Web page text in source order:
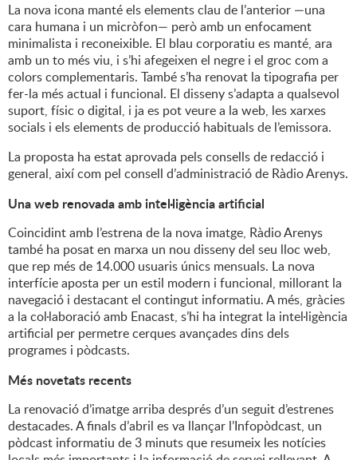
La nova icona manté els elements clau de l’anterior —una
cara humana i un micròfon— però amb un enfocament
minimalista i reconeixible. El blau corporatiu es manté, ara
amb un to més viu, i s’hi afegeixen el negre i el groc com a
colors complementaris. També s’ha renovat la tipografia per
fer-la més actual i funcional. El disseny s’adapta a qualsevol
suport, físic o digital, i ja es pot veure a la web, les xarxes
socials i els elements de producció habituals de l’emissora.
La proposta ha estat aprovada pels consells de redacció i
general, així com pel consell d’administració de Ràdio Arenys.
Una web renovada amb intel·ligència artificial
Coincidint amb l’estrena de la nova imatge, Ràdio Arenys
també ha posat en marxa un nou disseny del seu lloc web,
que rep més de 14.000 usuaris únics mensuals. La nova
interfície aposta per un estil modern i funcional, millorant la
navegació i destacant el contingut informatiu. A més, gràcies
a la col·laboració amb Enacast, s’hi ha integrat la intel·ligència
artificial per permetre cerques avançades dins dels
programes i pòdcasts.
Més novetats recents
La renovació d’imatge arriba després d’un seguit d’estrenes
destacades. A finals d’abril es va llançar l’Infopòdcast, un
pòdcast informatiu de 3 minuts que resumeix les notícies